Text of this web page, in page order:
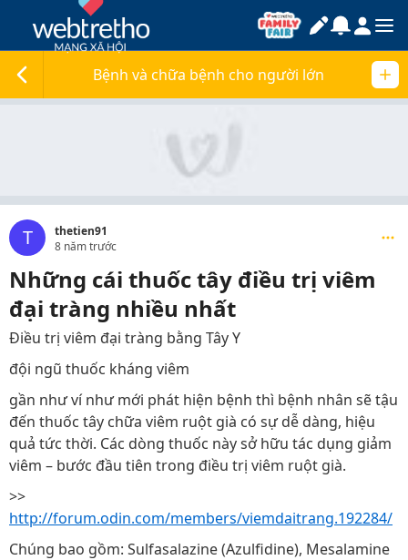
Bệnh và chữa bệnh cho người lớn
T
thetien91
8 năm trước
Những cái thuốc tây điều trị viêm
đại tràng nhiều nhất
Điều trị viêm đại tràng bằng Tây Y
đội ngũ thuốc kháng viêm
gần như ví như mới phát hiện bệnh thì bệnh nhân sẽ tậu
đến thuốc tây chữa viêm ruột già có sự dễ dàng, hiệu
quả tức thời. Các dòng thuốc này sở hữu tác dụng giảm
viêm – bước đầu tiên trong điều trị viêm ruột già.
>>
http://forum.odin.com/members/viemdaitrang.192284/
Chúng bao gồm: Sulfasalazine (Azulfidine), Mesalamine